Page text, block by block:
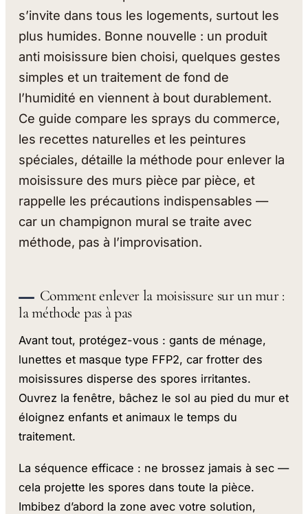
s’invite dans tous les logements, surtout les
plus humides. Bonne nouvelle : un produit
anti moisissure bien choisi, quelques gestes
simples et un traitement de fond de
l’humidité en viennent à bout durablement.
Ce guide compare les sprays du commerce,
les recettes naturelles et les peintures
spéciales, détaille la méthode pour enlever la
moisissure des murs pièce par pièce, et
rappelle les précautions indispensables —
car un champignon mural se traite avec
méthode, pas à l’improvisation.
Comment enlever la moisissure sur un mur :
la méthode pas à pas
Avant tout, protégez-vous : gants de ménage,
lunettes et masque type FFP2, car frotter des
moisissures disperse des spores irritantes.
Ouvrez la fenêtre, bâchez le sol au pied du mur et
éloignez enfants et animaux le temps du
traitement.
La séquence efficace : ne brossez jamais à sec —
cela projette les spores dans toute la pièce.
Imbibez d’abord la zone avec votre solution,